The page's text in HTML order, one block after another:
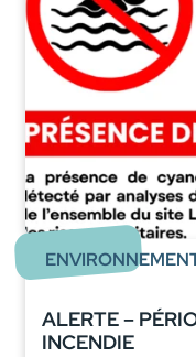
ALERTE –
INCENDIE